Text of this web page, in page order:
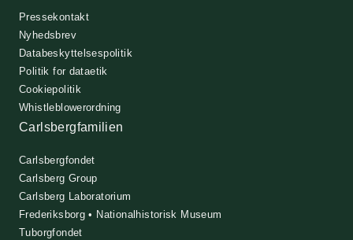
Pressekontakt
Nyhedsbrev
Databeskyttelsespolitik
Politik for dataetik
Cookiepolitik
Whistleblowerordning
Carlsbergfamilien
Carlsbergfondet
Carlsberg Group
Carlsberg Laboratorium
Frederiksborg • Nationalhistorisk Museum
Tuborgfondet